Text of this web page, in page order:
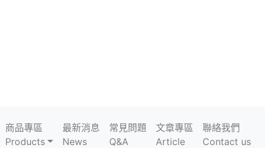
商品專區
Products
最新消息
News
常見問題
Q&A
文章專區
Article
聯絡我們
Contact us